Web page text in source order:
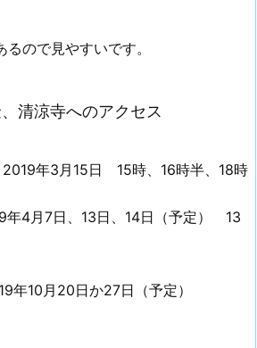
ので見やすいです。
清涼寺へのアクセス
2019年3月15日 15時、16時半、18時
年4月7日、13日、14日（予定） 13
年10月20日か27日（予定）